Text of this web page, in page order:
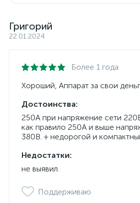
Григорий
22.01.2024
Более 1 года
Хороший, Аппарат за свои
Достоинства:
250А при напряжение сети
как правило 250А и выше
380В. + недорогой и
Недостатки:
не выявил.
Поддерживаю